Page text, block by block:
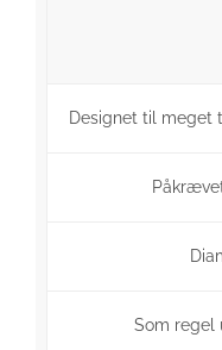
Designet til meget
Som regel